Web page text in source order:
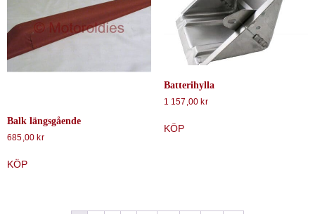
Balk längsgående
685,00 kr
KÖP
Batterihylla
1 157,00kr
KÖP